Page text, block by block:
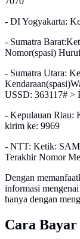
- DI Yogyakarta:
- Sumatra
Nomor(spasi)
- Sumatra Utara:
USSD: 363117# >
- Kepulauan Riau:
kirim ke: 9969
- NTT: Ketik:
Terakhir Nomor
Dengan
informasi
hanya dengan
Cara